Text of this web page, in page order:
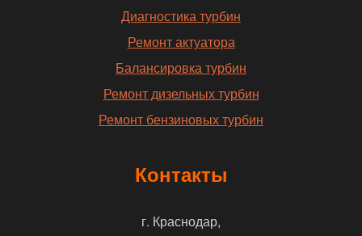
Диагностика турбин
Ремонт актуатора
Балансировка турбин
Ремонт дизельных турбин
Ремонт бензиновых турбин
Контакты
г. Краснодар,